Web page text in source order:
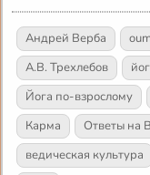
Андрей Верба
А.В. Трехлебов
Йога по-взрослому
Карма
Ответы на
ведическая культура